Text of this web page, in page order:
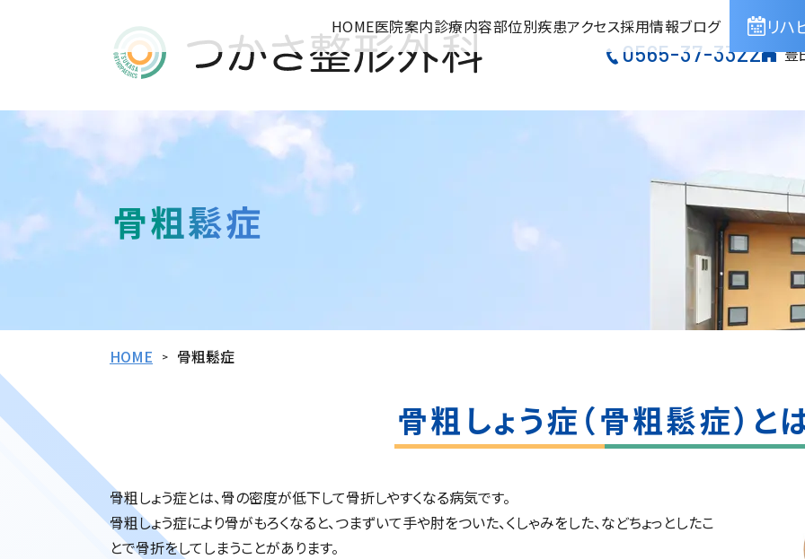
0565-37-3322 豊
HOME医院案内診療内容部位別疾患アクセス採用情報ブログ リハ
骨粗鬆症
HOME 骨粗鬆症
骨粗しょう症（骨粗鬆症）と
骨粗しょう症とは、骨の密度が低下して骨折しやすくなる病気です。
骨粗しょう症により骨がもろくなると、つまずいて手や肘をついた、くしゃみをした、などちょっとしたこ
とで骨折をしてしまうことがあります。